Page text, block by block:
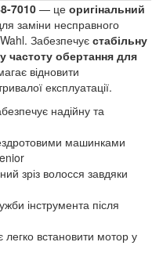
7010 — це оригінальний
заміни несправного
Забезпечує стабільну
частоту обертання для
відновити
експлуатації.
надійну та
машинками
зріз волосся завдяки
інструмента після
встановити мотор у